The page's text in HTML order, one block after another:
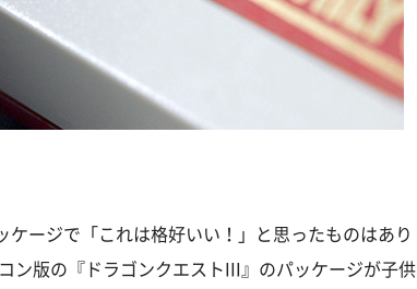
ケージで「これは格好いい！」と思ったものはあり
ン版の『ドラゴンクエストIII』のパッケージが子供